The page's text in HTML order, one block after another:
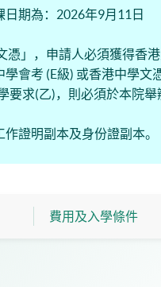
期為：2026年9月11日
憑」，申請人必須獲得香
會考 (E級) 或香港中學
要求(乙)，則必須於本院
證明副本及身份證副本。
費用及入學條件